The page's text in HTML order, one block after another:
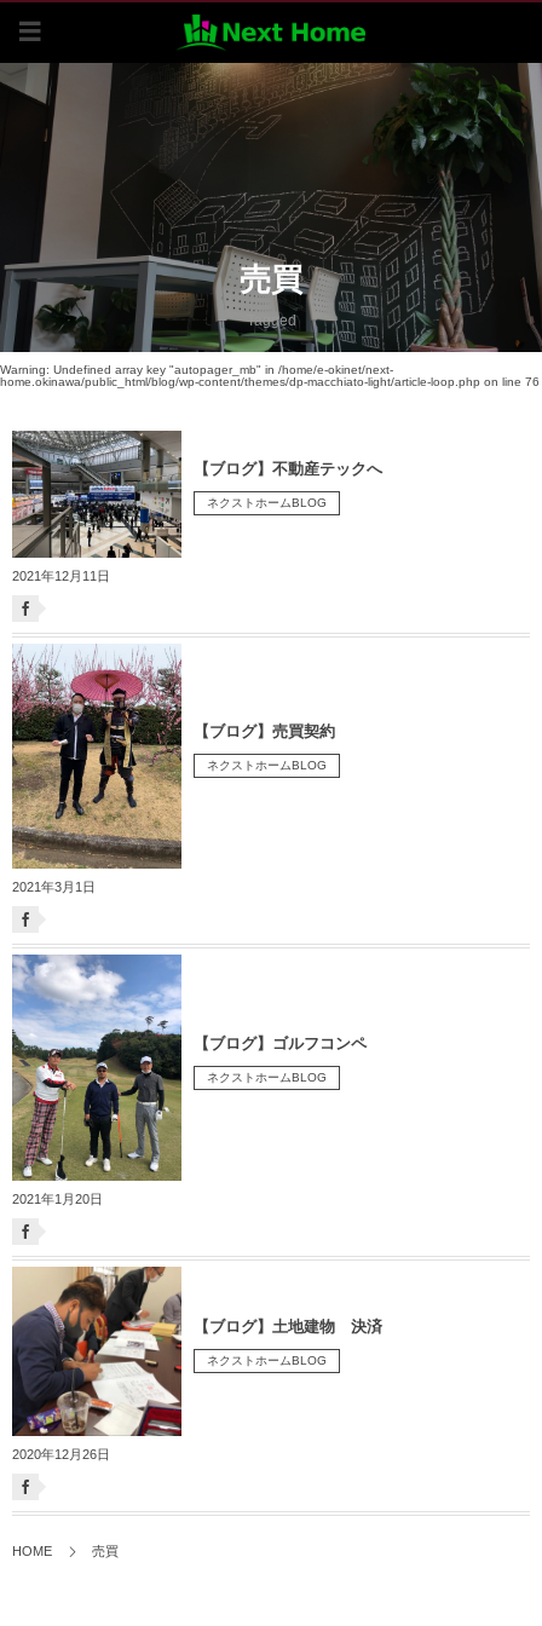
売買
Tagged
Warning: Undefined array key "autopager_mb" in /home/e-okinet/next-
home.okinawa/public_html/blog/wp-content/themes/dp-macchiato-light/article-loop.php on line 76
【ブログ】不動産テックへ
ネクストホームBLOG
2021年12月11日
【ブログ】売買契約
ネクストホームBLOG
2021年3月1日
【ブログ】ゴルフコンペ
ネクストホームBLOG
2021年1月20日
【ブログ】土地建物 決済
ネクストホームBLOG
2020年12月26日
HOME 売買